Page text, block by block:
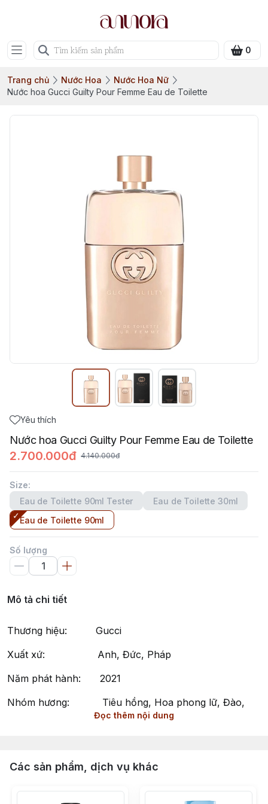
0
Trang chủ Nước Hoa
Nước Hoa Nữ
Nước hoa Gucci Guilty Pour Femme Eau de Toilette
Yêu thích
Nước hoa Gucci Guilty Pour Femme Eau de Toilette
2.700.000đ 4.140.000đ
Size:
Eau de Toilette 90ml Tester
Eau de Toilette 30ml
Eau de Toilette 90ml
Số lượng
Mô tả chi tiết
Thương hiệu: Gucci
Xuất xứ: Anh, Đức, Pháp
Năm phát hành: 2021
Nhóm hương: Tiêu hồng, Hoa phong lữ, Đào,
Gucci Guilty Eau de Toilette by Gucci – Hương Thơm
Đọc thêm nội dung
Các sản phẩm, dịch vụ khác